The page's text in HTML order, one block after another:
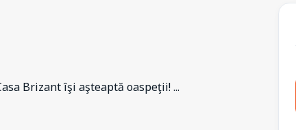
Brizant îşi aşteaptă oaspeţii!...